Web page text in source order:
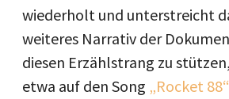
wiederholt und unterstreicht
weiteres Narrativ der
diesen Erzählstrang zu
etwa auf den Song „Rocket 88“